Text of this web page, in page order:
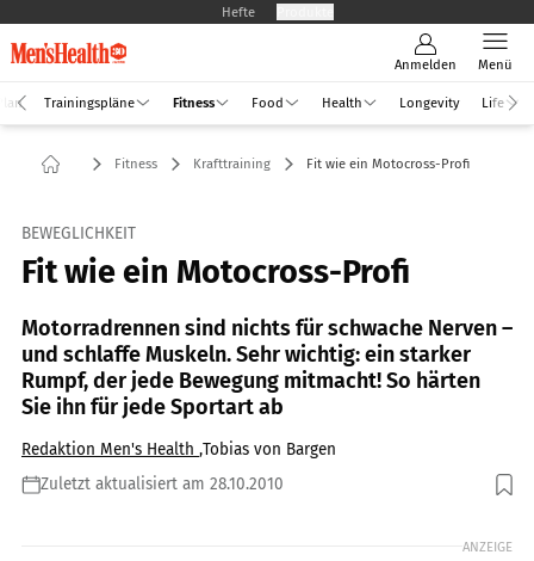
Hefte
Anmelden Menü
Trainingspläne Fitness Food Health Longevity Life
Fitness Krafttraining Fit wie ein Motocross-Profi
BEWEGLICHKEIT
Fit wie ein Motocross-Profi
Motorradrennen sind nichts für schwache Nerven –
und schlaffe Muskeln. Sehr wichtig: ein starker
Rumpf, der jede Bewegung mitmacht! So härten
Sie ihn für jede Sportart ab
Redaktion Men's Health ,Tobias von Bargen
Zuletzt aktualisiert am 28.10.2010
Foto: Shutterstock
ANZEIGE